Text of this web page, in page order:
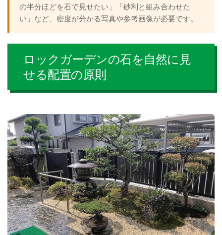
の半分ほどを石で見せたい」「砂利と組み合わせた
い」など、密度が分かる写真や参考画像が必要です。
ロックガーデンの石を自然に見
せる配置の原則